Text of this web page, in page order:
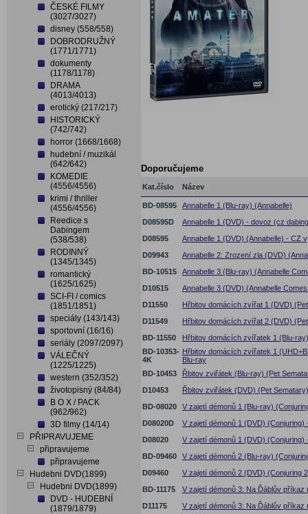
ČESKÉ FILMY
(3027/3027)
disney (558/558)
DOBRODRUŽNÝ
(1771/1771)
dokumenty
(1178/1178)
DRAMA
(4013/4013)
erotický (217/217)
HISTORICKÝ
(742/742)
horror (1668/1668)
hudební / muzikál
(642/642)
KOMEDIE
(4556/4556)
krimi / thriller
(4556/4556)
Reedice s
Dabingem
(538/538)
RODINNÝ
(1345/1345)
romantický
(1625/1625)
SCI-FI / comics
(1851/1851)
speciály (143/143)
sportovní (16/16)
seriály (2097/2097)
VÁLEČNÝ
(1225/1225)
western (352/352)
životopisný (84/84)
B O X / PACK
(962/962)
3D filmy (14/14)
PŘIPRAVUJEME
připravujeme
připravujeme
Hudebni DVD(1899)
Hudebni DVD(1899)
DVD - HUDEBNÍ
(1879/1879)
Doporučujeme
Kat.číslo Název
BD-08595
Annabelle 1 (Blu-ray) (Annabelle)
D08595D
Annabelle 1 (DVD) - dovoz (cz
D08595
Annabelle 1 (DVD) (Annabelle) - CZ
D09943
Annabelle 2: Zrození zla (DVD)
BD-10515
Annabelle 3 (Blu-ray) (Annabelle
D10515
Annabelle 3 (DVD) (Annabelle
D11550
Hřbitov domácích zvířat 1 (DVD)
D11549
Hřbitov domácích zvířat 2 (DVD)
BD-11550
Hřbitov domácích zvířatek 1 (Blu-
BD-10353-
4K
Hřbitov domácích zvířatek 1
Blu-ray
BD-10453
Řbitov zviřátek (Blu-ray) (Pet
D10453
Řbitov zviřátek (DVD) (Pet Sematary)
BD-08020
V zajetí démonů 1 (Blu-ray)
D08020D
V zajetí démonů 1 (DVD) (Conjuring)
D08020
V zajetí démonů 1 (DVD) (Conjuring)
BD-09460
V zajetí démonů 2 (Blu-ray)
D09460
V zajetí démonů 2 (DVD) (Conjuring
BD-11175
V zajetí démonů 3: Na Ďáblův příkaz
D11175
V zajetí démonů 3: Na Ďáblův příkaz